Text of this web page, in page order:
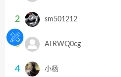
2 sm501212
3 ATRWQ0cg
4 小杨